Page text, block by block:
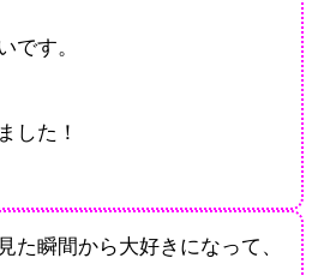
です。
した！
瞬間から大好きになって、